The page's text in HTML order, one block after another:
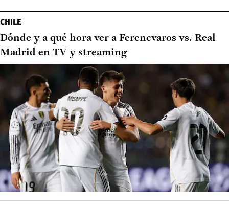
CHILE
Dónde y a qué hora ver a Ferencvaros vs. Real
Madrid en TV y streaming